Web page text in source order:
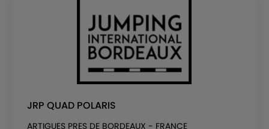
JRP QUAD POLARIS
ARTIGUES PRES DE BORDEAUX - FRANCE